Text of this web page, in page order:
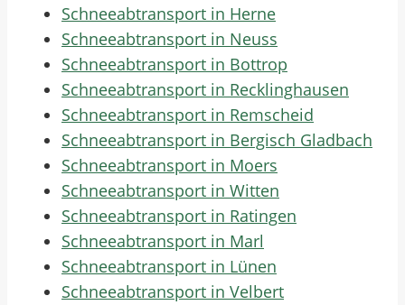
Schneeabtransport in Herne
Schneeabtransport in Neuss
Schneeabtransport in Bottrop
Schneeabtransport in Recklinghausen
Schneeabtransport in Remscheid
Schneeabtransport in Bergisch Gladbach
Schneeabtransport in Moers
Schneeabtransport in Witten
Schneeabtransport in Ratingen
Schneeabtransport in Marl
Schneeabtransport in Lünen
Schneeabtransport in Velbert